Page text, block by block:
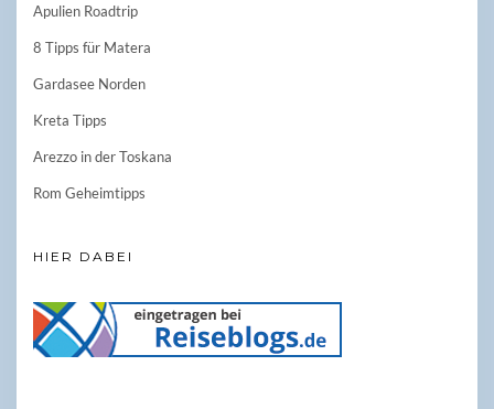
Apulien Roadtrip
8 Tipps für Matera
Gardasee Norden
Kreta Tipps
Arezzo in der Toskana
Rom Geheimtipps
HIER DABEI